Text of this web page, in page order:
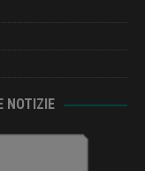
NOTIZIE